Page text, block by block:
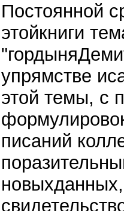
Постоянной
этойкниги
упрямстве
этой темы, с
писаний
новыхданных,